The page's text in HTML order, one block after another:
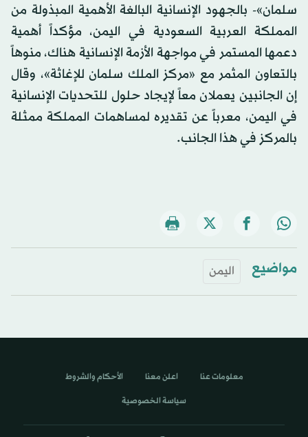
سلمان»- بالجهود الإنسانية البالغة الأهمية المبذولة من
المملكة العربية السعودية في اليمن، مؤكداً أهمية
دعمها المستمر في مواجهة الأزمة الإنسانية هناك، منوهاً
بالتعاون المثمر مع «مركز الملك سلمان للإغاثة»، وقال
إن الجانبين يعملان معاً لإيجاد حلول للتحديات الإنسانية
في اليمن، معرباً عن تقديره لمساهمات المملكة ممثلة
بالمركز في هذا الجانب.
مواضيع اليمن
معلومات عنا اعلن معنا الأحكام والشروط
سياسة الخصوصية